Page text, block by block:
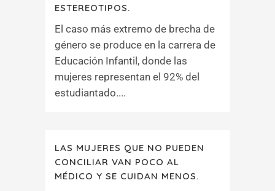
ESTEREOTIPOS.
El caso más extremo de brecha de
género se produce en la carrera de
Educación Infantil, donde las
mujeres representan el 92% del
estudiantado....
LAS MUJERES QUE NO PUEDEN
CONCILIAR VAN POCO AL
MÉDICO Y SE CUIDAN MENOS.